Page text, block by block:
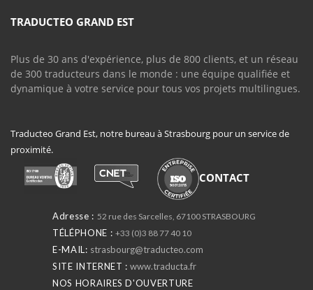
TRADUCTEO GRAND EST
Plus de 30 ans d'expérience, plus de 800 clients, et un réseau
de 300 traducteurs dans le monde : une équipe qualifiée et
dynamique à votre service pour tous vos projets multilingues.
Traducteo Grand Est, notre bureau à Strasbourg pour un service de
proximité.
CONTACT
Adresse : 52 rue des Sarcelles, 67100 STRASBOURG
TÉLÉPHONE : +33 (0)3 88 77 40 10
E-MAIL: strasbourg@traducteo.com
SITE INTERNET :www.traducta.fr
NOS HORAIRES D'OUVERTURE